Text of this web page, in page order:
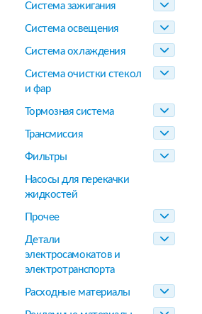
Система зажигания
Система освещения
Система охлаждения
Система очистки стекол
и фар
Тормозная система
Трансмиссия
Фильтры
Насосы для перекачки
жидкостей
Прочее
Детали
электросамокатов и
электротранспорта
Расходные материалы